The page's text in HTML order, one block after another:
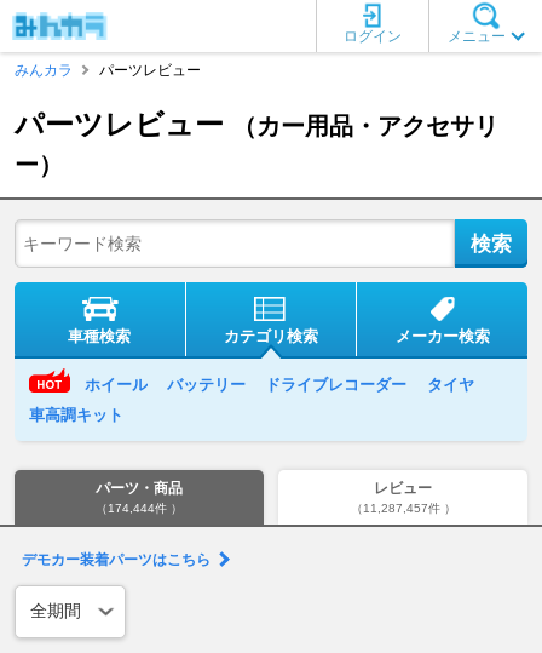
メニュー
ログイン
みんカラ
パーツレビュー
パーツレビュー
（カー用品・アクセサリ
ー）
車種検索 カテゴリ検索 メーカー検索
ホイール バッテリー ドライブレコーダー
タイヤ
車高調キット
パーツ・商品
（174,444件 ）
レビュー
（11,287,457件 ）
デモカー装着パーツはこちら